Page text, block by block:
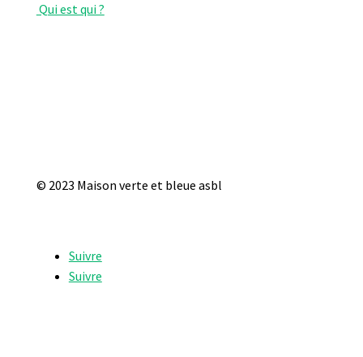
Qui est qui ?
© 2023 Maison verte et bleue asbl
Suivre
Suivre